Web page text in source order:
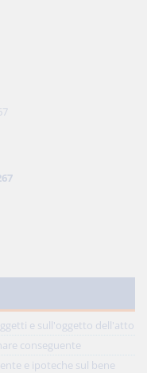
e sull'oggetto dell'atto
conseguente
e ipoteche sul bene